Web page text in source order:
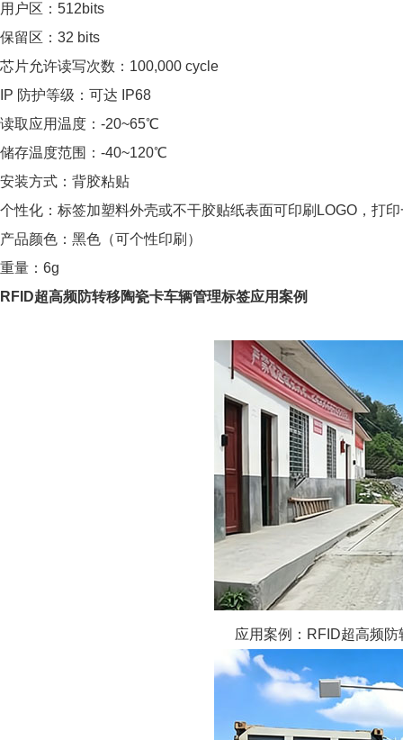
用户区：512bits
保留区：32 bits
芯片允许读写次数：100,000 cycle
IP 防护等级：可达 IP68
读取应用温度：-20~65℃
储存温度范围：-40~120℃
安装方式：背胶粘贴
个性化：标签加塑料外壳或不干胶贴纸表面可印刷LOGO，打
产品颜色：黑色（可个性印刷）
重量：6g
RFID超高频防转移陶瓷卡车辆管理标签应用案例
应用案例：RFID超高频